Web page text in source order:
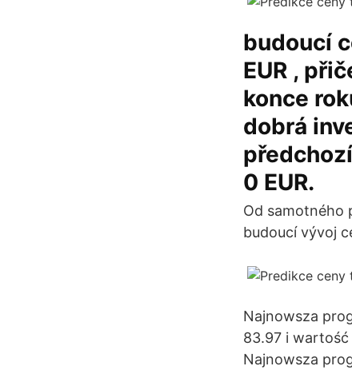
budoucí
EUR ,
konce
dobrá
0 EUR.
Od samotného
budoucí vývoj
Najnowsza
83.97 i
Najnowsza